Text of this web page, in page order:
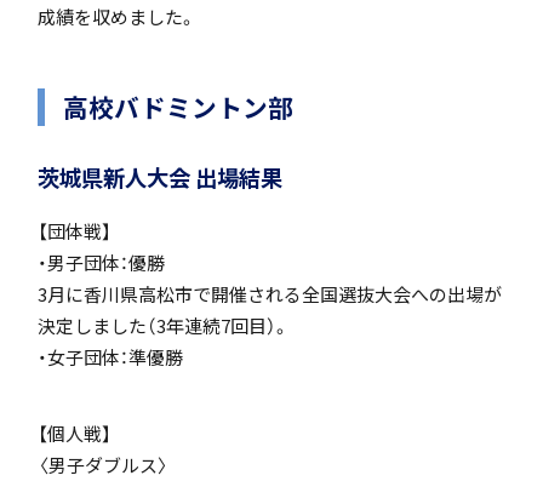
成績を収めました。
高校バドミントン部
茨城県新人大会 出場結果
【団体戦】
・男子団体：優勝
3月に香川県高松市で開催される全国選抜大会への出場が
決定しました（3年連続7回目）。
・女子団体：準優勝
【個人戦】
〈男子ダブルス〉
いじめ防止基本方針
特色